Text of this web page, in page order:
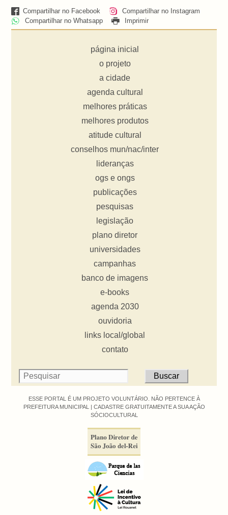
Compartilhar no Facebook
Compartilhar no Instagram
Compartilhar no Whatsapp
Imprimir
página inicial
o projeto
a cidade
agenda cultural
melhores práticas
melhores produtos
atitude cultural
conselhos mun/nac/inter
lideranças
ogs e ongs
publicações
pesquisas
legislação
plano diretor
universidades
campanhas
banco de imagens
e-books
agenda 2030
ouvidoria
links local/global
contato
ESSE PORTAL É UM PROJETO VOLUNTÁRIO. NÃO PERTENCE À
PREFEITURA MUNICIPAL | CADASTRE GRATUITAMENTE A SUA AÇÃO
SÓCIOCULTURAL